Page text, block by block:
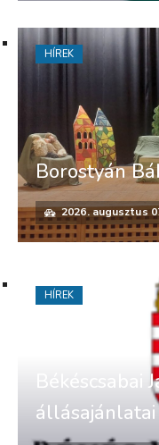
Borostyán
2026. augusztus
HÍREK
Békéscsabai
állásajánlatai
HÍREK